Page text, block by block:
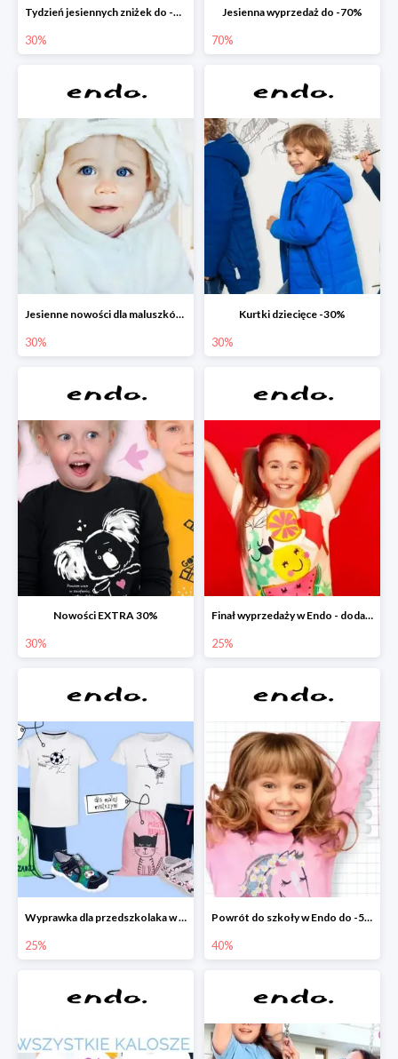
Tydzień jesiennych zniżek do -30%
30%
Jesienna wyprzedaż do -70%
70%
Jesienne nowości dla maluszków -30%
30%
Kurtki dziecięce -30%
30%
Nowości EXTRA 30%
30%
Finał wyprzedaży w Endo - dodatkowe 25% rabatu w Endo
25%
Wyprawka dla przedszkolaka w Endo do -25%
25%
Powrót do szkoły w Endo do -50%
40%